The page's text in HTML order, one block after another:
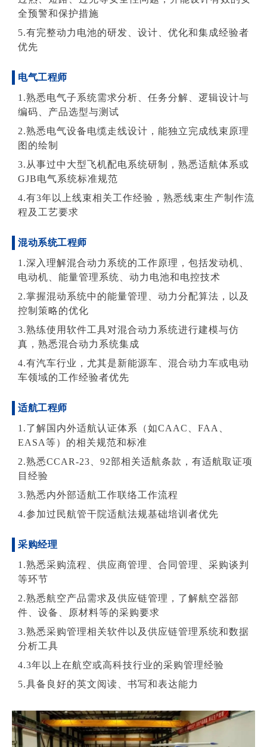
全预警和保护措施
5.有完整动力电池的研发、设计、优化和集成经验者
优先
电气工程师
1.熟悉电气子系统需求分析、任务分解、逻辑设计与
编码、产品选型与测试
2.熟悉电气设备电缆走线设计，能独立完成线束原理
图的绘制
3.从事过中大型飞机配电系统研制，熟悉适航体系或
GJB电气系统标准规范
4.有3年以上线束相关工作经验，熟悉线束生产制作流
程及工艺要求
混动系统工程师
1.深入理解混合动力系统的工作原理，包括发动机、
电动机、能量管理系统、动力电池和电控技术
2.掌握混动系统中的能量管理、动力分配算法，以及
控制策略的优化
3.熟练使用软件工具对混合动力系统进行建模与仿
真，熟悉混合动力系统集成
4.有汽车行业，尤其是新能源车、混合动力车或电动
车领域的工作经验者优先
适航工程师
1.了解国内外适航认证体系（如CAAC、FAA、
EASA等）的相关规范和标准
2.熟悉CCAR-23、92部相关适航条款，有适航取证项
目经验
3.熟悉内外部适航工作联络工作流程
4.参加过民航管干院适航法规基础培训者优先
采购经理
1.熟悉采购流程、供应商管理、合同管理、采购谈判
等环节
2.熟悉航空产品需求及供应链管理，了解航空器部
件、设备、原材料等的采购要求
3.熟悉采购管理相关软件以及供应链管理系统和数据
分析工具
4.3年以上在航空或高科技行业的采购管理经验
5.具备良好的英文阅读、书写和表达能力